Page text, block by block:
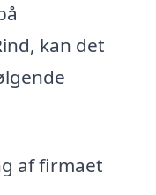
kan det
af firmaet